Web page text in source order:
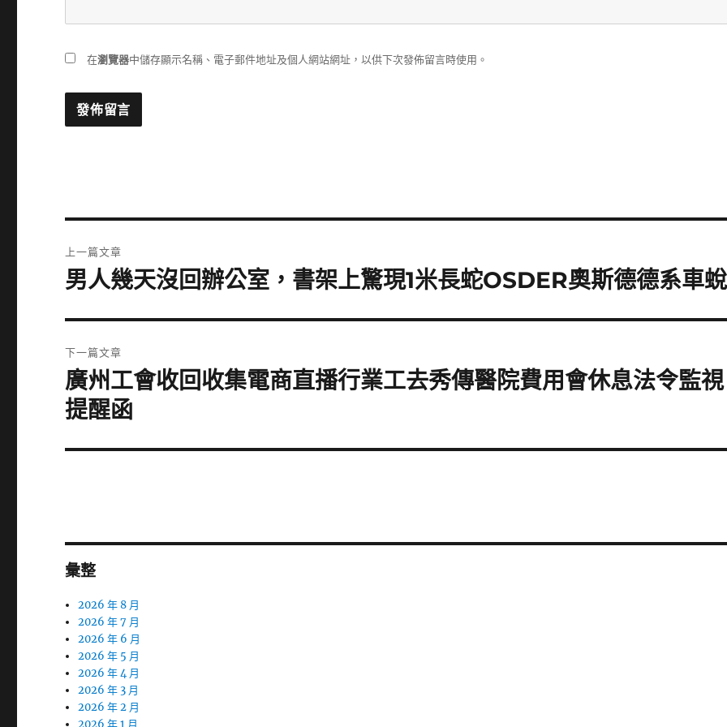
在瀏覽器中儲存顯示名稱、電子郵件地址及個人網站網址，以供下次發佈留言時使用。
章
上一篇文章
上
篇
文
章:
男人幾天沒回辦公室，書架上驚現1米長蛇OSDER奧斯德德系車蛻
下一篇文章
下
一
篇
文
廣州工會收回收集電商直播行業工去秀傳醫院費用會休息法令監視
提醒函
彙整
2026 年 8 月
2026 年 7 月
2026 年 6 月
2026 年 5 月
2026 年 4 月
2026 年 3 月
2026 年 2 月
2026 年 1 月